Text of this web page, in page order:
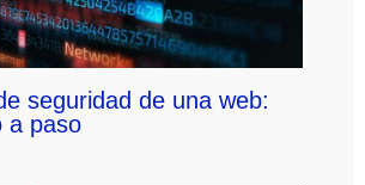
seguridad de una web:
a paso